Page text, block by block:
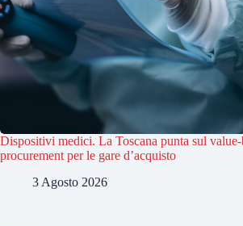
Dispositivi medici. La Toscana punta sul value-
procurement per le gare d’acquisto
3 Agosto 2026